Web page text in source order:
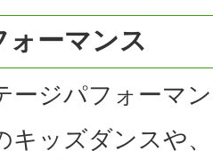
ォーマンス
ージパフォーマ
キッズダンスや